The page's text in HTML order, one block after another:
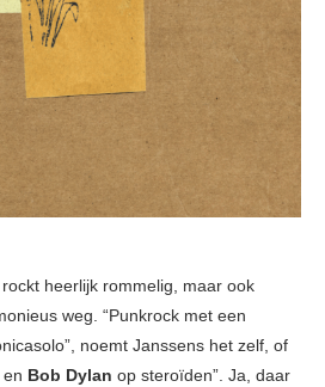
rockt heerlijk rommelig, maar ook
weg. “Punkrock met een
noemt Janssens het zelf, of
Bob Dylan op steroïden”. Ja, daar